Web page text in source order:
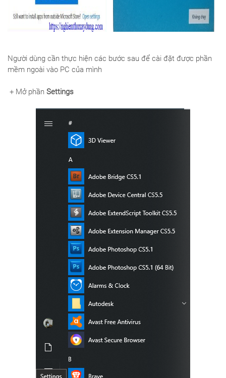
Người dùng cần thực hiện các bước sau để cài đặt được phần
mềm ngoài vào PC của mình
+ Mở phần Settings